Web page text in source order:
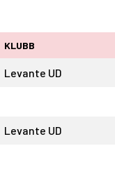
KLUBB
Levante UD
Levante UD